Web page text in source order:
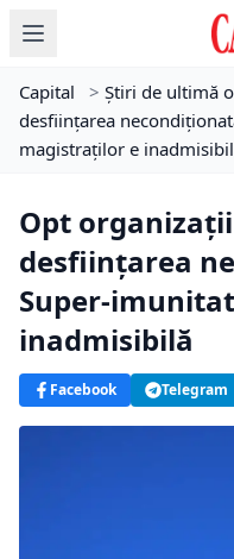
Capital > Știri de ultimă
desființarea
magistraților e
Opt
desființarea
Super-
inadmisibilă
Facebook Telegram